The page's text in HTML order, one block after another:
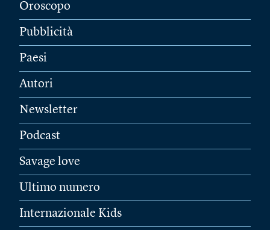
Oroscopo
Pubblicità
Paesi
Autori
Newsletter
Podcast
Savage love
Ultimo numero
Internazionale Kids